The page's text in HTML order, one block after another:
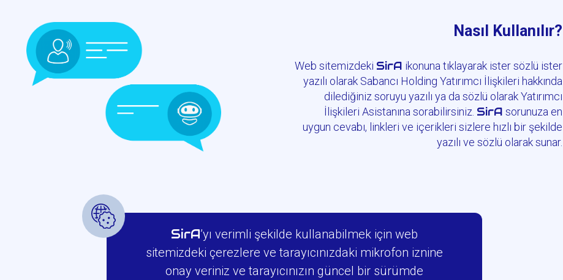
Nasıl Kullanılır?
Web sitemizdeki SirA ikonuna tıklayarak ister sözlü ister
yazılı olarak Sabancı Holding Yatırımcı İlişkileri hakkında
dilediğiniz soruyu yazılı ya da sözlü olarak Yatırımcı
İlişkileri Asistanına sorabilirsiniz. SirA sorunuza en
uygun cevabı, linkleri ve içerikleri sizlere hızlı bir şekilde
yazılı ve sözlü olarak sunar.
SirA’yı verimli şekilde kullanabilmek için web
sitemizdeki çerezlere ve tarayıcınızdaki mikrofon iznine
onay veriniz ve tarayıcınızın güncel bir sürümde